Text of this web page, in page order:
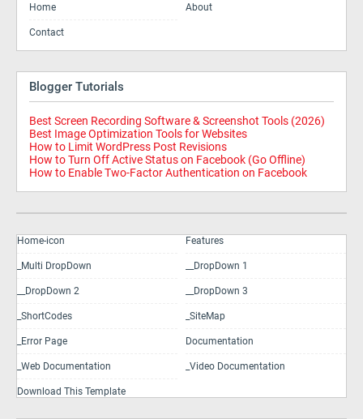
Home About
Contact
Blogger Tutorials
Best Screen Recording Software & Screenshot Tools (2026)
Best Image Optimization Tools for Websites
How to Limit WordPress Post Revisions
How to Turn Off Active Status on Facebook (Go Offline)
How to Enable Two-Factor Authentication on Facebook
Home-icon Features
_Multi DropDown __DropDown 1
__DropDown 2 __DropDown 3
_ShortCodes _SiteMap
_Error Page Documentation
_Web Documentation _Video Documentation
Download This Template